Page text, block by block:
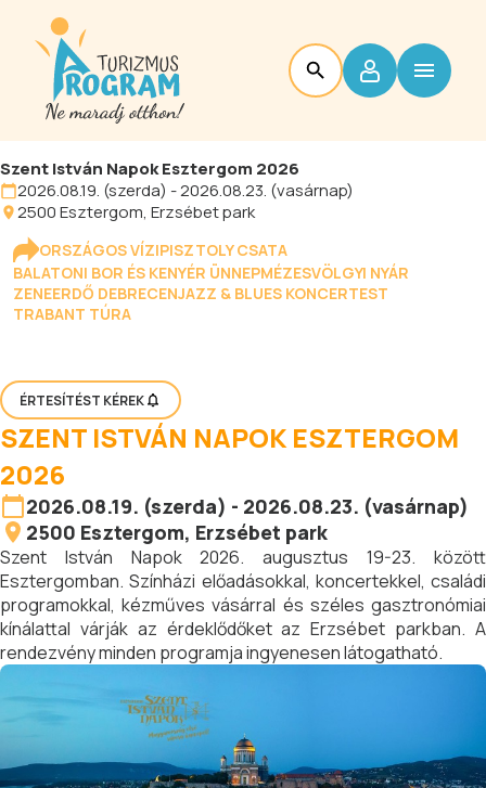
Szent István Napok Esztergom 2026
2026.08.19. (szerda) - 2026.08.23. (vasárnap)
2500Esztergom, Erzsébet park
ORSZÁGOS VÍZIPISZTOLY CSATA
BALATONI BOR ÉS KENYÉR ÜNNEPMÉZESVÖLGYI NYÁR
ZENEERDŐ DEBRECENJAZZ & BLUES KONCERTEST
TRABANT TÚRA
ÉRTESÍTÉST KÉREK
SZENT ISTVÁN NAPOK ESZTERGOM
2026
2026.08.19. (szerda) - 2026.08.23. (vasárnap)
2500 Esztergom, Erzsébet park
Szent István Napok 2026. augusztus 19-23. között
Esztergomban. Színházi előadásokkal, koncertekkel, családi
programokkal, kézműves vásárral és széles gasztronómiai
kínálattal várják az érdeklődőket az Erzsébet parkban. A
rendezvény minden programja ingyenesen látogatható.